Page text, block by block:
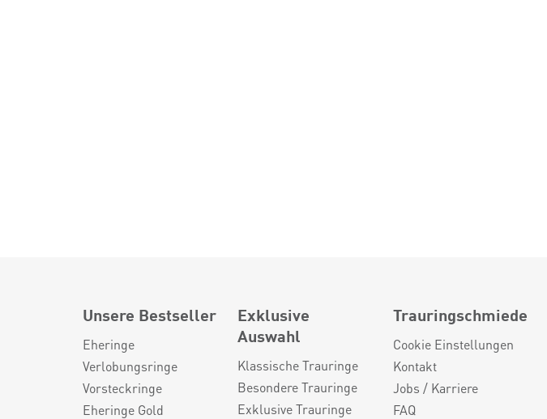
Unsere Bestseller
Eheringe
Verlobungsringe
Vorsteckringe
Eheringe Gold
Exklusive
Auswahl
Klassische Trauringe
Besondere Trauringe
Exklusive Trauringe
Trauringschmiede
Cookie Einstellungen
Kontakt
Jobs / Karriere
FAQ